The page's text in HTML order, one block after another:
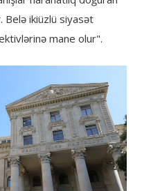
Belə ikiüzlü siyasət
mane olur".